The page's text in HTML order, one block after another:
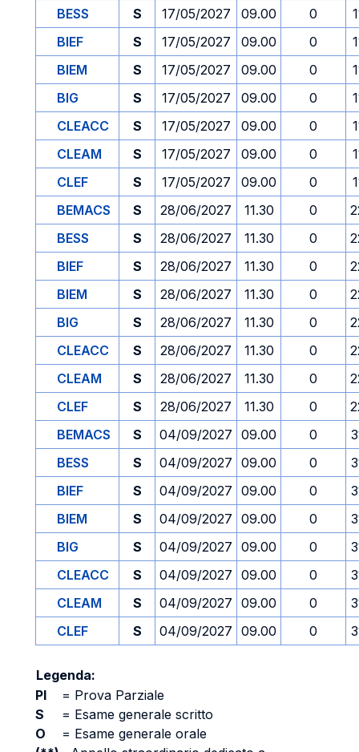
BESS
S 17/05/2027 09.00 0
BIEF
S 17/05/2027 09.00 0
BIEM
S 17/05/2027 09.00 0
BIG
S 17/05/2027 09.00 0
CLEACC
S 17/05/2027 09.00 0
CLEAM
S 17/05/2027 09.00 0
CLEF
S 17/05/2027 09.00 0
BEMACS
S 28/06/2027 11.30 0
BESS
S 28/06/2027 11.30 0
BIEF
S 28/06/2027 11.30 0
BIEM
S 28/06/2027 11.30 0
BIG
S 28/06/2027 11.30 0
CLEACC
S 28/06/2027 11.30 0
CLEAM
S 28/06/2027 11.30 0
CLEF
S 28/06/2027 11.30 0
BEMACS
S 04/09/2027 09.00 0
BESS
S 04/09/2027 09.00 0
BIEF
S 04/09/2027 09.00 0
BIEM
S 04/09/2027 09.00 0
BIG
S 04/09/2027 09.00 0
CLEACC
S 04/09/2027 09.00 0
CLEAM
S 04/09/2027 09.00 0
CLEF
S 04/09/2027 09.00 0
Legenda:
PI
= Prova Parziale
S
= Esame generale scritto
O
= Esame generale orale